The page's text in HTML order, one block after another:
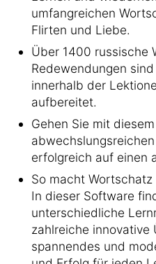
umfangreichen
Flirten und Liebe.
Über 1400 russische
Redewendungen
innerhalb der
aufbereitet.
Gehen Sie mit
erfolgreich auf einen
So macht Wortschatz
In dieser Software
unterschiedliche
zahlreiche innovative
spannendes und